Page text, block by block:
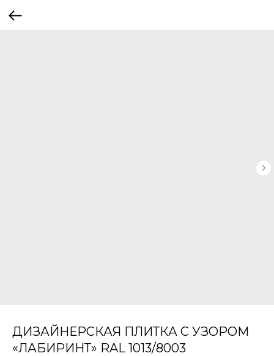
ДИЗАЙНЕРСКАЯ ПЛИТКА С УЗОРОМ
«ЛАБИРИНТ» RAL 1013/8003